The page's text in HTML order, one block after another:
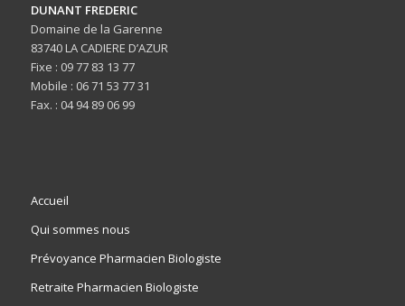
DUNANT FREDERIC
Domaine de la Garenne
83740 LA CADIERE D’AZUR
Fixe : 09 77 83 13 77
Mobile : 06 71 53 77 31
Fax. : 04 94 89 06 99
Accueil
Qui sommes nous
Prévoyance Pharmacien Biologiste
Retraite Pharmacien Biologiste